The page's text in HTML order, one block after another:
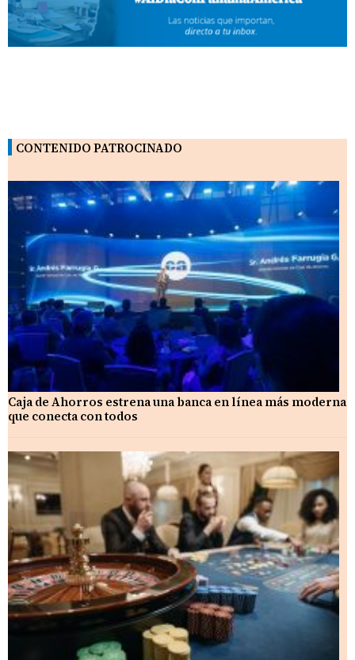
CONTENIDO PATROCINADO
Caja de Ahorros estrena una banca en línea más moderna
que conecta con todos